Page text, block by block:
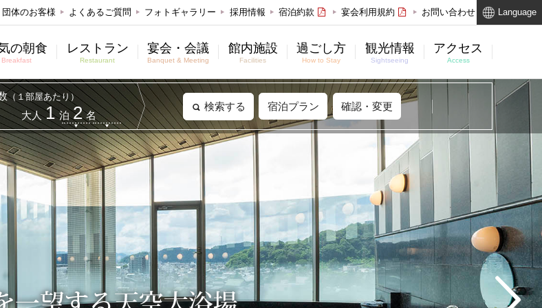
団体のお客様 よくあるご質問 フォトギャラリー 採用情報 宿泊約款 宴会利用規約 お問い合わせ Language
の朝食
Breakfast
レストラン
Restaurant
宴会・会議
Banquet & Meeting
館内施設
Facilities
過ごし方
How to Stay
観光情報
Sightseeing
アクセス
Access
（１部屋あたり）
大人 1 泊 2 名
検索する 宿泊プラン 確認・変更